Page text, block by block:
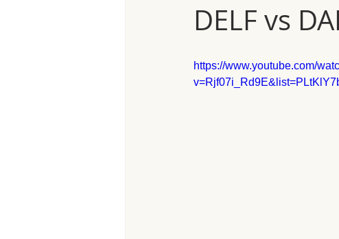
DELF vs
https://www.youtube.com/